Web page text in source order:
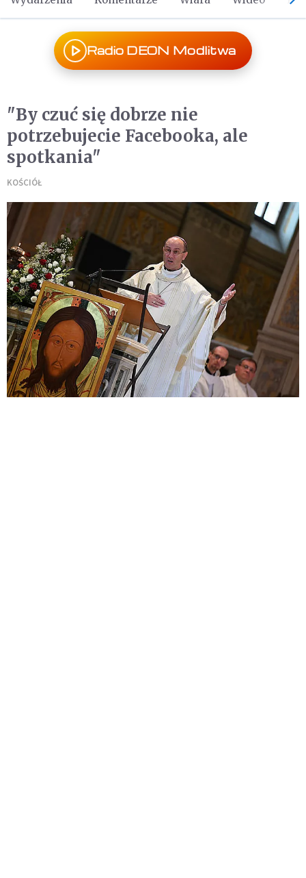
Radio DEON Modlitwa
"By czuć się dobrze nie
potrzebujecie Facebooka, ale
spotkania"
KOŚCIÓŁ